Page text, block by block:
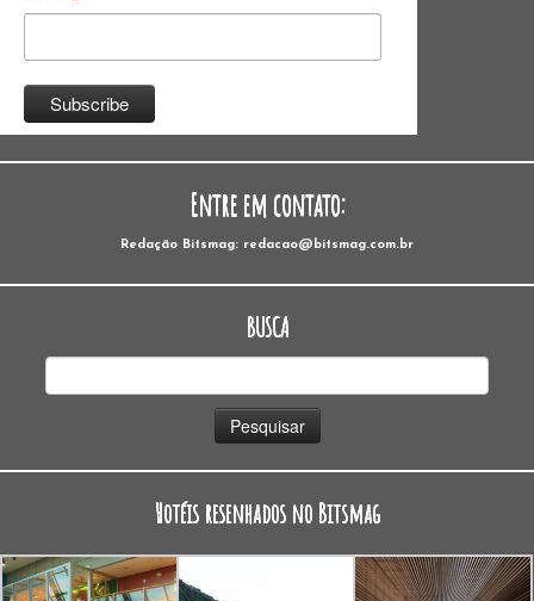
Entre em contato:
Redação Bitsmag: redacao@bitsmag.com.br
BUSCA
Hotéis resenhados no Bitsmag